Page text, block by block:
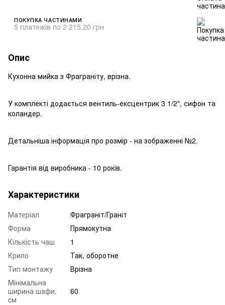
ПОКУПКА ЧАСТИНАМИ
5 платежів по 2 215.20 грн
Опис
Кухонна мийка з Фраграніту, врізна.
У комплекті додається вентиль-ексцентрик 3 1/2", сифон та
коландер.
Детальніша інформація про розмір - на зображенні №2.
Гарантія від виробника - 10 років.
Характеристики
Матеріал
Фраграніт/Граніт
Форма
Прямокутна
Кількість чаш
1
Крило
Так, оборотне
Тип монтажу
Врізна
Мінімальна
ширина шафи,
cм
60